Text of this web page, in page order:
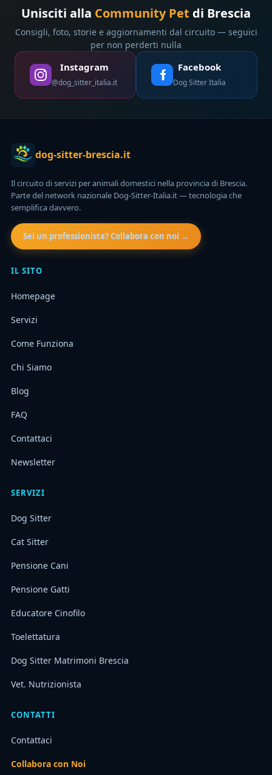
Unisciti alla Community Pet di Brescia
Consigli, foto, storie e aggiornamenti dal circuito — seguici
per non perderti nulla
Instagram
@dog_sitter_italia.it
Facebook
Dog Sitter Italia
dog-sitter-brescia.it
Il circuito di servizi per animali domestici nella provincia di Brescia.
Parte del network nazionale Dog-Sitter-Italia.it — tecnologia che
semplifica davvero.
Sei un professionista? Collabora con noi →
IL SITO
Homepage
Servizi
Come Funziona
Chi Siamo
Blog
FAQ
Contattaci
Newsletter
SERVIZI
Dog Sitter
Cat Sitter
Pensione Cani
Pensione Gatti
Educatore Cinofilo
Toelettatura
Dog Sitter Matrimoni Brescia
Vet. Nutrizionista
CONTATTI
Contattaci
Collabora con Noi